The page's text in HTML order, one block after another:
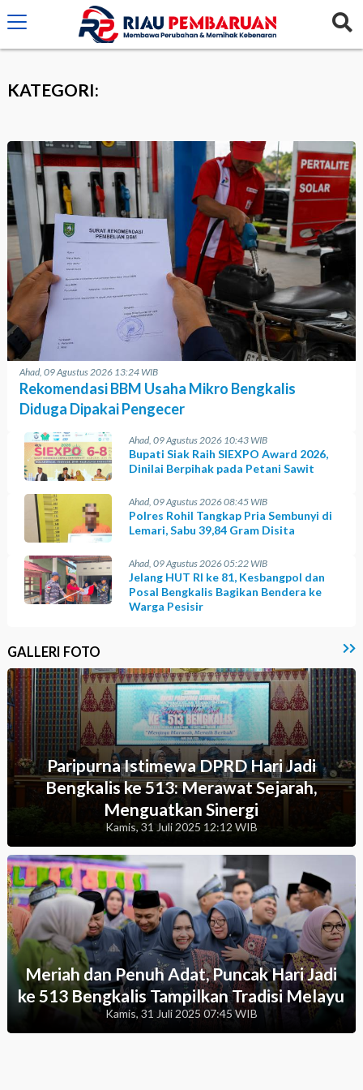
crossorigin="anonymous">
KATEGORI:
Ahad, 09 Agustus 2026 13:24 WIB
Rekomendasi BBM Usaha Mikro Bengkalis
Diduga Dipakai Pengecer
Ahad, 09 Agustus 2026 10:43 WIB
Bupati Siak Raih SIEXPO Award 2026,
Dinilai Berpihak pada Petani Sawit
Ahad, 09 Agustus 2026 08:45 WIB
Polres Rohil Tangkap Pria Sembunyi di
Lemari, Sabu 39,84 Gram Disita
Ahad, 09 Agustus 2026 05:22 WIB
Jelang HUT RI ke 81, Kesbangpol dan
Posal Bengkalis Bagikan Bendera ke
Warga Pesisir
GALLERI FOTO
Paripurna Istimewa DPRD Hari Jadi
Bengkalis ke 513: Merawat Sejarah,
Menguatkan Sinergi
Kamis, 31 Juli 2025 12:12 WIB
Meriah dan Penuh Adat, Puncak Hari Jadi
ke 513 Bengkalis Tampilkan Tradisi Melayu
Kamis, 31 Juli 2025 07:45 WIB